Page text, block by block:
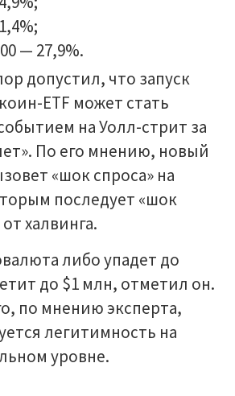
— 27,9%.
допустил, что запуск
ETF может стать
на Уолл-стрит за
По его мнению, новый
«шок спроса» на
последует «шок
халвинга.
либо упадет до
до $1 млн, отметил он.
по мнению эксперта,
легитимность на
уровне.